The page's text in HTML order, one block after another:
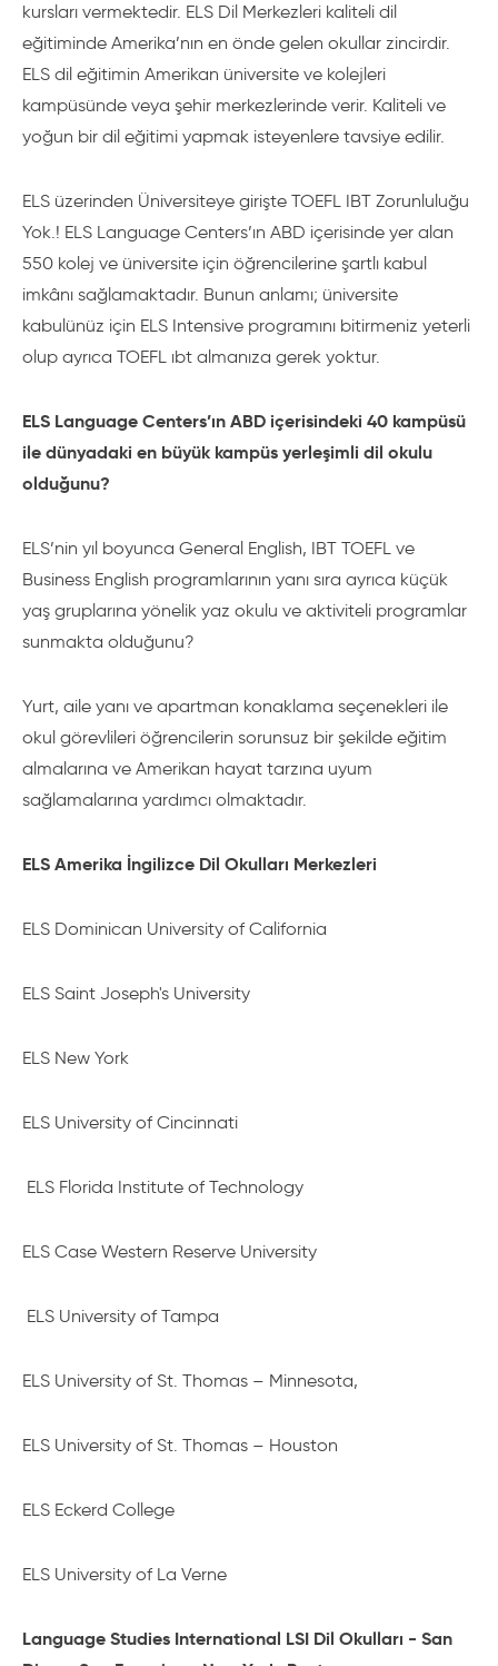
kursları vermektedir. ELS Dil Merkezleri kaliteli dil
eğitiminde Amerika’nın en önde gelen okullar zincirdir.
ELS dil eğitimin Amerikan üniversite ve kolejleri
kampüsünde veya şehir merkezlerinde verir. Kaliteli ve
yoğun bir dil eğitimi yapmak isteyenlere tavsiye edilir.
ELS üzerinden Üniversiteye girişte TOEFL IBT Zorunluluğu
Yok.! ELS Language Centers’ın ABD içerisinde yer alan
550 kolej ve üniversite için öğrencilerine şartlı kabul
imkânı sağlamaktadır. Bunun anlamı; üniversite
kabulünüz için ELS Intensive programını bitirmeniz yeterli
olup ayrıca TOEFL ıbt almanıza gerek yoktur.
ELS Language Centers’ın ABD içerisindeki 40 kampüsü
ile dünyadaki en büyük kampüs yerleşimli dil okulu
olduğunu?
ELS’nin yıl boyunca General English, IBT TOEFL ve
Business English programlarının yanı sıra ayrıca küçük
yaş gruplarına yönelik yaz okulu ve aktiviteli programlar
sunmakta olduğunu?
Yurt, aile yanı ve apartman konaklama seçenekleri ile
okul görevlileri öğrencilerin sorunsuz bir şekilde eğitim
almalarına ve Amerikan hayat tarzına uyum
sağlamalarına yardımcı olmaktadır.
ELS Amerika İngilizce Dil Okulları Merkezleri
ELS Dominican University of California
ELS Saint Joseph's University
ELS New York
ELS University of Cincinnati
ELS Florida Institute of Technology
ELS Case Western Reserve University
ELS University of Tampa
ELS University of St. Thomas – Minnesota,
ELS University of St. Thomas – Houston
ELS Eckerd College
ELS University of La Verne
Language Studies International LSI Dil Okulları - San